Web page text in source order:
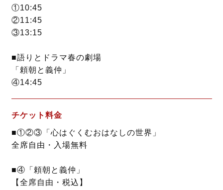
①10:45
②11:45
③13:15
■語りとドラマ春の劇場
「頼朝と義仲」
④14:45
チケット料金
■①②③「心はぐくむおはなしの世界」
全席自由・入場無料
■④「頼朝と義仲」
【全席自由・税込】